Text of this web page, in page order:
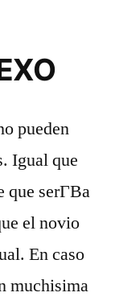
pueden
Igual que
que serГ­В­a
el novio
En caso
muchisima